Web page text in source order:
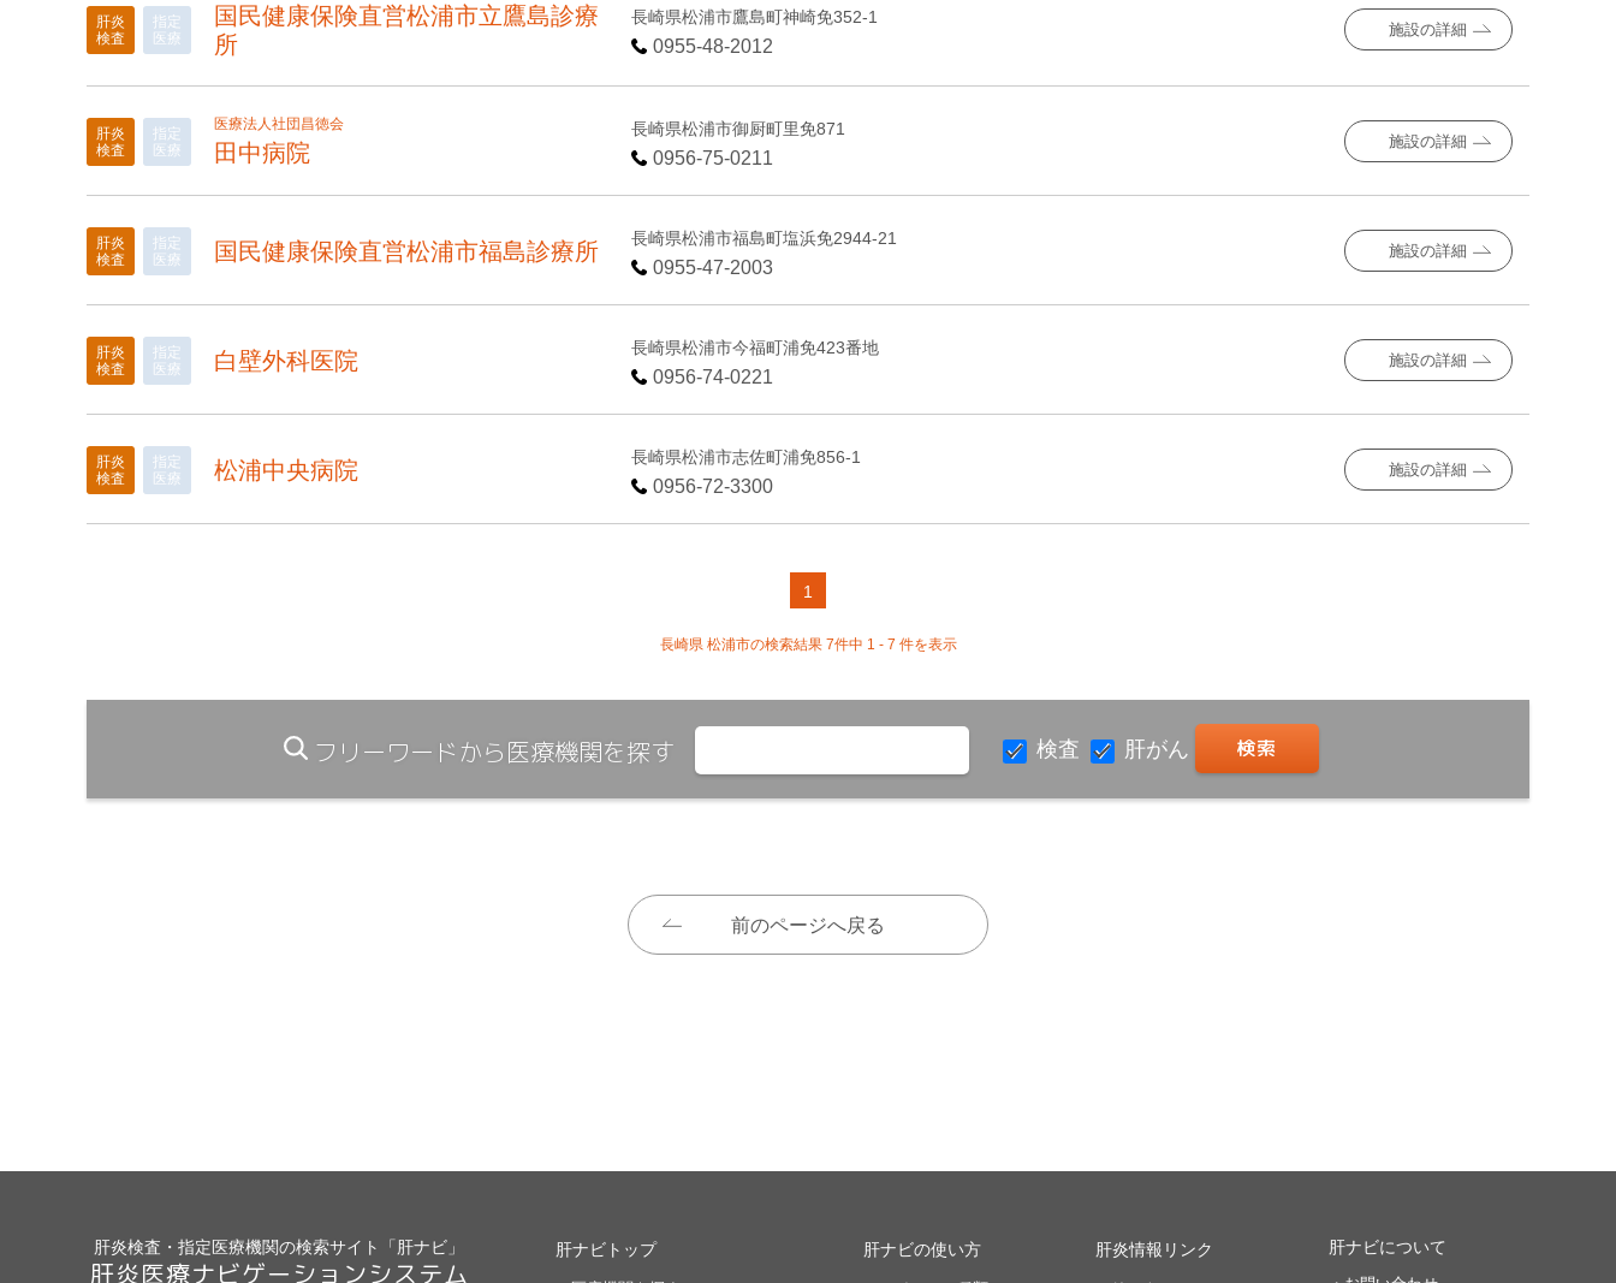
肝炎
検査
指定
医療
国民健康保険直営松浦市立鷹島診療
所
長崎県松浦市鷹島町神崎免352-1
0955-48-2012
施設の詳細
肝炎
検査
指定
医療
医療法人社団昌徳会
田中病院
長崎県松浦市御厨町里免871
0956-75-0211
施設の詳細
肝炎
検査
指定
医療
国民健康保険直営松浦市福島診療所 長崎県松浦市福島町塩浜免2944-21
0955-47-2003
施設の詳細
肝炎
検査
指定
医療
白壁外科医院 長崎県松浦市今福町浦免423番地
0956-74-0221
施設の詳細
肝炎
検査
指定
医療
松浦中央病院 長崎県松浦市志佐町浦免856-1
0956-72-3300
施設の詳細
1
長崎県 松浦市の検索結果 7件中 1 - 7 件を表示
フリーワードから医療機関を探す 検査 肝がん
前のページへ戻る
肝炎検査・指定医療機関の検索サイト「肝ナビ」
肝炎医療ナビゲーションシステム
肝ナビトップ 肝ナビの使い方 肝炎情報リンク 肝ナビについて